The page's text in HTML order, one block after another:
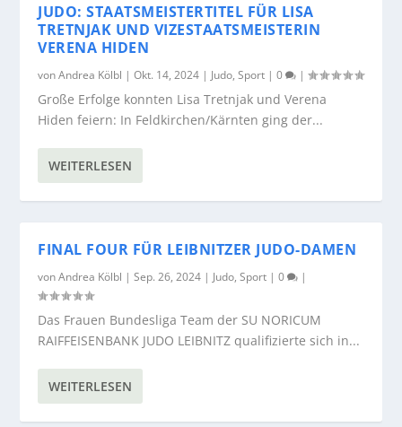
JUDO: STAATSMEISTERTITEL FÜR LISA
TRETNJAK UND VIZESTAATSMEISTERIN
VERENA HIDEN
vonAndrea Kölbl |Okt. 14, 2024 | Judo,Sport |0 |
Große Erfolge konnten Lisa Tretnjak und Verena
Hiden feiern: In Feldkirchen/Kärnten ging der...
WEITERLESEN
FINAL FOUR FÜR LEIBNITZER JUDO-DAMEN
vonAndrea Kölbl |Sep. 26, 2024 | Judo,Sport |0 |
Das Frauen Bundesliga Team der SU NORICUM
RAIFFEISENBANK JUDO LEIBNITZ qualifizierte sich in...
WEITERLESEN